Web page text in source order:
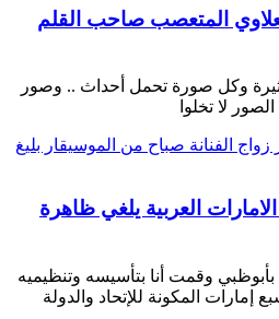
المتعصب صاحب القلم
وكل صورة تحمل أحداث .. وصور
لا تخلوا
العربية يلغي ظاهرة
وقمت أنا بتأسيسه وتنظيميه
إمارات المكونة للإتحاد والدولة